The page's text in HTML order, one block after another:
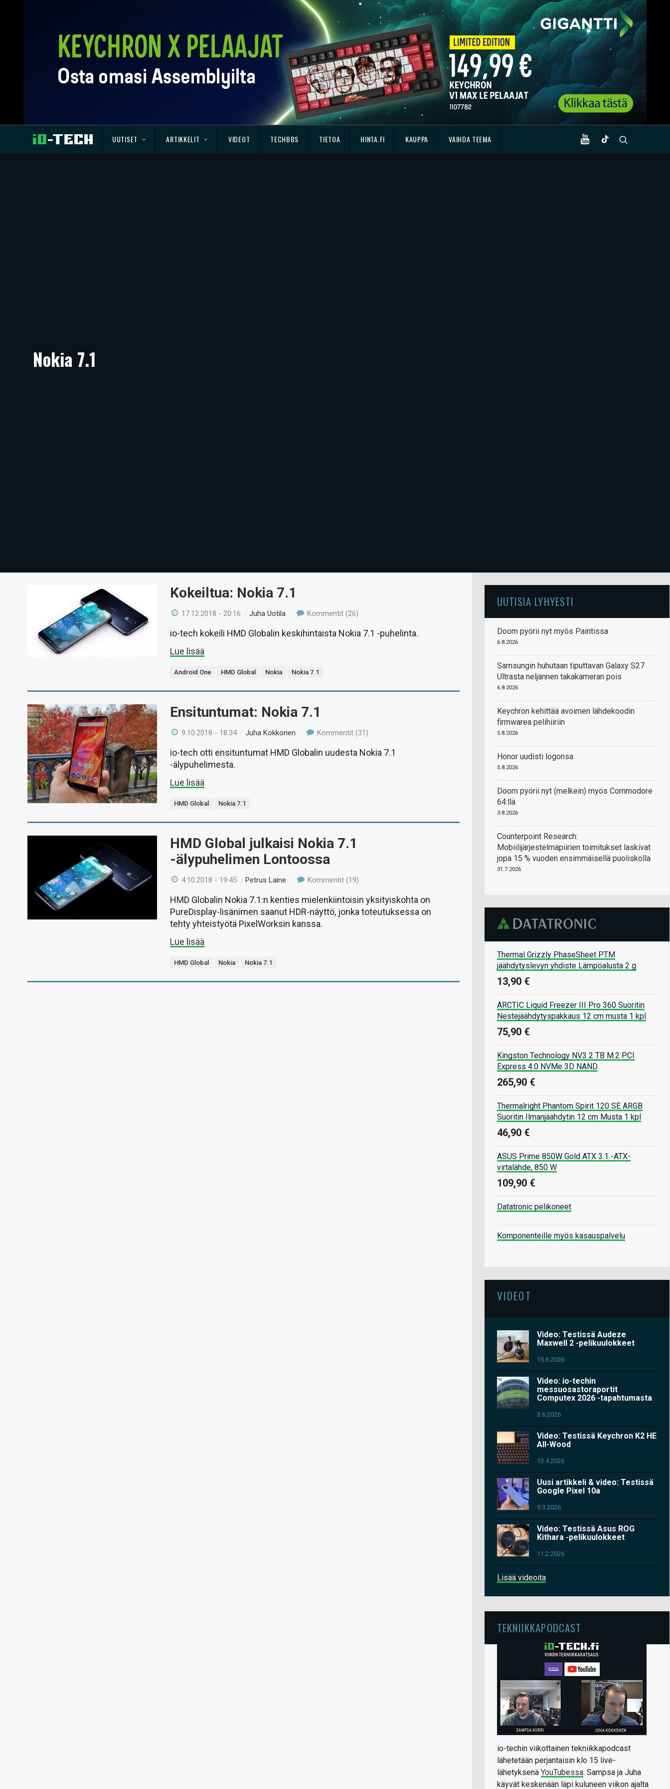
UUTISET ARTIKKELIT VIDEOT TECHBBS TIETOA HINTA.FI KAUPPA VAIHDA TEEMA
Nokia 7.1
Kokeiltua: Nokia 7.1
17.12.2018 - 20:16 /Juha Uotila Kommentit (26)
io-tech kokeili HMD Globalin keskihintaista Nokia 7.1 -puhelinta.
Lue lisää
Android One HMD Global Nokia Nokia 7.1
Ensituntumat: Nokia 7.1
9.10.2018 - 18:34 /Juha Kokkonen Kommentit (31)
io-tech otti ensituntumat HMD Globalin uudesta Nokia 7.1
-älypuhelimesta.
Lue lisää
HMD Global Nokia 7.1
HMD Global julkaisi Nokia 7.1
-älypuhelimen Lontoossa
4.10.2018 - 19:45 /Petrus Laine Kommentit (19)
HMD Globalin Nokia 7.1:n kenties mielenkiintoisin yksityiskohta on
PureDisplay-lisänimen saanut HDR-näyttö, jonka toteutuksessa on
tehty yhteistyötä PixelWorksin kanssa.
Lue lisää
HMD Global Nokia Nokia 7.1
UUTISIA LYHYESTI
Doom pyörii nyt myös Paintissa
6.8.2026
Samsungin huhutaan tiputtavan Galaxy S27
Ultrasta neljännen takakameran pois
6.8.2026
Keychron kehittää avoimen lähdekoodin
firmwarea pelihiiriin
5.8.2026
Honor uudisti logonsa
5.8.2026
Doom pyörii nyt (melkein) myös Commodore
64:llä
3.8.2026
Counterpoint Research:
Mobiilijärjestelmäpiirien toimitukset laskivat
jopa 15 % vuoden ensimmäisellä puoliskolla
31.7.2026
Thermal Grizzly PhaseSheet PTM
jäähdytyslevyn yhdiste Lämpöalusta 2 g
13,90 €
ARCTIC Liquid Freezer III Pro 360 Suoritin
Nestejäähdytyspakkaus 12 cm musta 1 kpl
75,90 €
Kingston Technology NV3 2 TB M.2 PCI
Express 4.0 NVMe 3D NAND
265,90 €
Thermalright Phantom Spirit 120 SE ARGB
Suoritin Ilmanjäähdytin 12 cm Musta 1 kpl
46,90 €
ASUS Prime 850W Gold ATX 3.1 -ATX-
virtalähde, 850 W
109,90 €
Datatronic pelikoneet
Komponenteille myös kasauspalvelu
VIDEOT
Video: Testissä Audeze
Maxwell 2 -pelikuulokkeet
15.6.2026
Video: io-techin
messuosastoraportit
Computex 2026 -tapahtumasta
3.6.2026
Video: Testissä Keychron K2 HE
All-Wood
13.4.2026
Uusi artikkeli & video: Testissä
Google Pixel 10a
9.3.2026
Video: Testissä Asus ROG
Kithara -pelikuulokkeet
11.2.2026
Lisää videoita
TEKNIIKKAPODCAST
io-techin viikottainen tekniikkapodcast
lähetetään perjantaisin klo 15 live-
lähetyksenä YouTubessa. Sampsa ja Juha
käyvät keskenään läpi kuluneen viikon ajalta